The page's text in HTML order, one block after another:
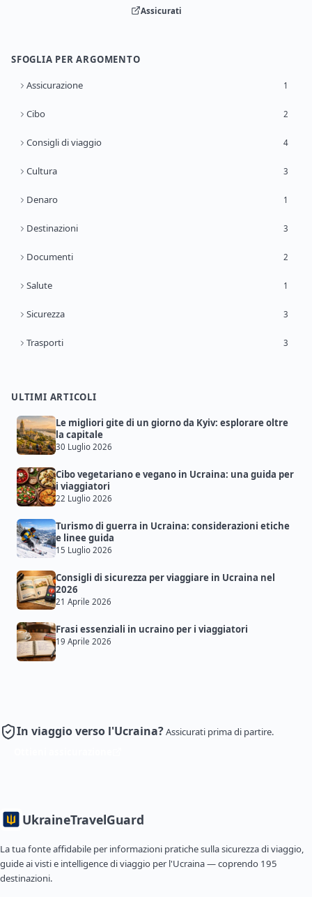
Assicurati
SFOGLIA PER ARGOMENTO
Assicurazione 1
Cibo 2
Consigli di viaggio 4
Cultura 3
Denaro 1
Destinazioni 3
Documenti 2
Salute 1
Sicurezza 3
Trasporti 3
ULTIMI ARTICOLI
Le migliori gite di un giorno da Kyiv: esplorare oltre
la capitale
30 Luglio 2026
Cibo vegetariano e vegano in Ucraina: una guida per
i viaggiatori
22 Luglio 2026
Turismo di guerra in Ucraina: considerazioni etiche
e linee guida
15 Luglio 2026
Consigli di sicurezza per viaggiare in Ucraina nel
2026
21 Aprile 2026
Frasi essenziali in ucraino per i viaggiatori
19 Aprile 2026
In viaggio verso l'Ucraina?Assicurati prima di partire.
UkraineTravelGuard
La tua fonte affidabile per informazioni pratiche sulla sicurezza di viaggio,
guide ai visti e intelligence di viaggio per l'Ucraina — coprendo 195
destinazioni.